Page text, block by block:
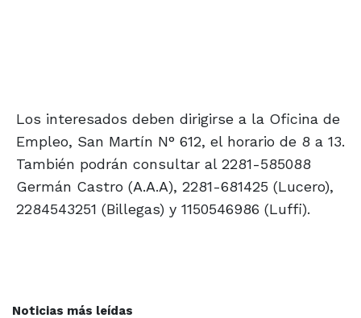
Los interesados deben dirigirse a la Oficina de
Empleo, San Martín N° 612, el horario de 8 a 13.
También podrán consultar al 2281-585088
Germán Castro (A.A.A), 2281-681425 (Lucero),
2284543251 (Billegas) y 1150546986 (Luffi).
Noticias más leídas